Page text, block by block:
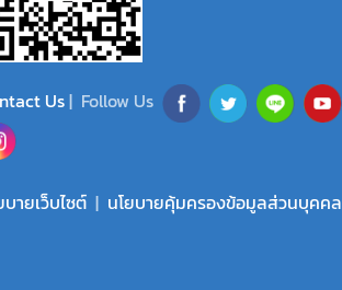
Us| Follow Us
บายเว็บไซต์ | นโยบายคุ้มครองข้อมูลส่วนบุคคล